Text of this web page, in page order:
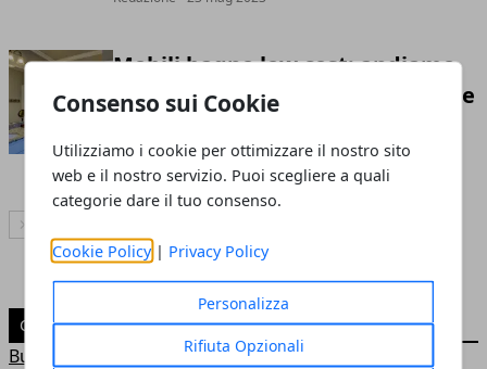
Consenso sui Cookie
Utilizziamo i cookie per ottimizzare il nostro sito
web e il nostro servizio. Puoi scegliere a quali
categorie dare il tuo consenso.
Cookie Policy | Privacy Policy
Personalizza
Rifiuta Opzionali
Mobili bagno low cost: andiamo
diretti nel cuore della produzione
Redazione- 27 feb 2023
Articolo Successivo
CATEGORIE
Business